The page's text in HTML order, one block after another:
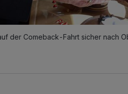
der Comeback-Fahrt sicher nach